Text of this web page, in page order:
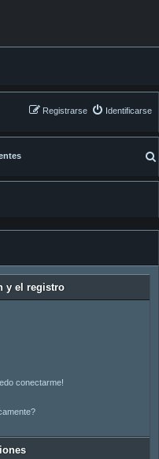
Identificarse
Registrarse
y el registro
conectarme!